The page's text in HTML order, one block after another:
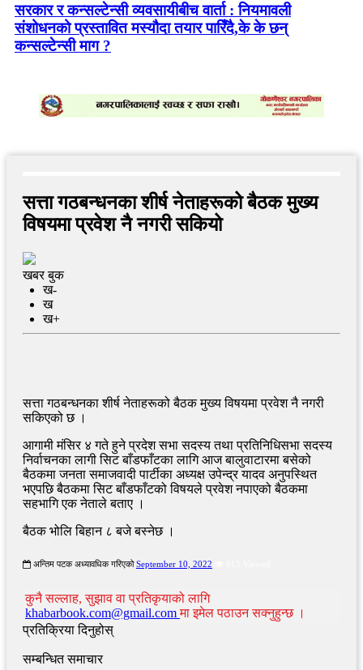
सरकार र कन्सल्टेन्सी व्यवसायीबीच वार्ता : नियमावली
संशोधनको प्रस्तावित मस्यौदा तयार पारिँदै,के के छन्
कन्सल्टेन्सी माग ?
सत्ता गठबन्धनका शीर्ष नेताहरूको बैठक मुख्य
विषयमा प्रवेश नै नगरी सकियो
खबर बुक
ख-
ख
ख+
सत्ता गठबन्धनका शीर्ष नेताहरूको बैठक मुख्य विषयमा प्रवेश नै नगरी
सकिएको छ ।
आगामी मंसिर ४ गते हुने प्रदेश सभा सदस्य तथा प्रतिनिधिसभा सदस्य
निर्वाचनका लागी सिट बाँडफाँटका लागि आज बालुवाटारमा बसेको
बैठकमा जनता समाजवादी पार्टीका अध्यक्ष उपेन्द्र यादव अनुपस्थित
भएपछि बैठकमा सिट बाँडफाँटको विषयले प्रवेश नपाएको बैठकमा
सहभागि एक नेताले बताए ।
बैठक भोलि बिहान ८ बजे बस्नेछ ।
अन्तिम पटक अध्यावधिक गरिएको September 10, 2022
कुनै सल्लाह, सुझाव वा प्रतिकृयाको लागि
khabarbook.com@gmail.comमा इमेल पठाउन सक्नुहुन्छ ।
प्रतिक्रिया दिनुहोस्
सम्बन्धित समाचार